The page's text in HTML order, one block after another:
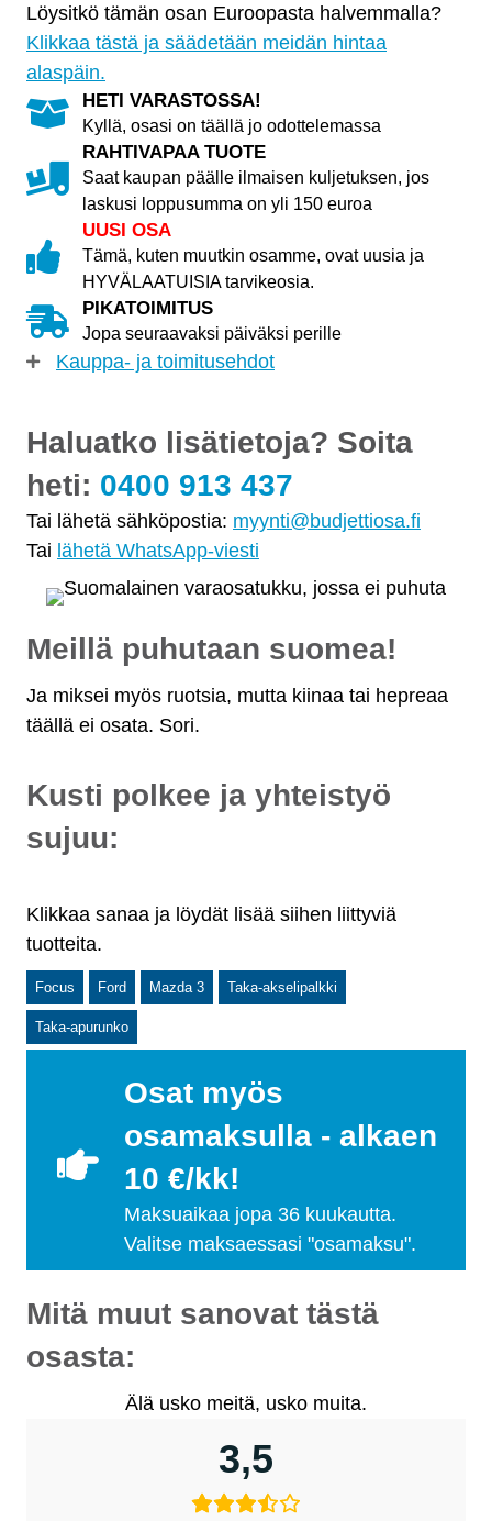
Klikkaa sanaa ja löydät lisää siihen liittyviä
tuotteita.
Focus Ford Mazda 3 Taka-akselipalkki
Taka-apurunko
Osat myös
osamaksulla - alkaen
10 €/kk!
Maksuaikaa jopa 36 kuukautta.
Valitse maksaessasi "osamaksu".
Mitä muut sanovat tästä
osasta:
Älä usko meitä, usko muita.
3,5
Löysitkö tämän osan Euroopasta halvemmalla?
Klikkaa tästä ja säädetään meidän hintaa
alaspäin.
HETI VARASTOSSA!
Kyllä, osasi on täällä jo odottelemassa
RAHTIVAPAA TUOTE
Saat kaupan päälle ilmaisen kuljetuksen, jos
laskusi loppusumma on yli 150 euroa
UUSI OSA
Tämä, kuten muutkin osamme, ovat uusia ja
HYVÄLAATUISIA tarvikeosia.
PIKATOIMITUS
Jopa seuraavaksi päiväksi perille
Kauppa- ja toimitusehdot
Haluatko lisätietoja? Soita
heti: 0400 913 437
Tai lähetä sähköpostia: myynti@budjettiosa.fi
Tai lähetä WhatsApp-viesti
Meillä puhutaan suomea!
Ja miksei myös ruotsia, mutta kiinaa tai hepreaa
täällä ei osata. Sori.
Kusti polkee ja yhteistyö
sujuu: